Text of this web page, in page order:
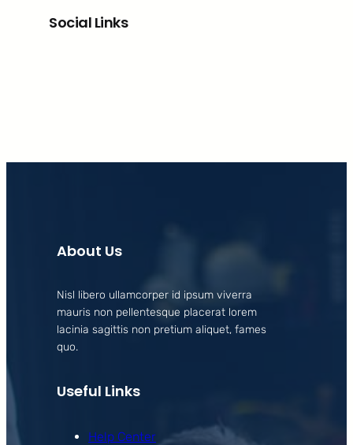
Social Links
About Us
Nisl libero ullamcorper id ipsum viverra
mauris non pellentesque placerat lorem
lacinia sagittis non pretium aliquet, fames
quo.
Useful Links
Help Center